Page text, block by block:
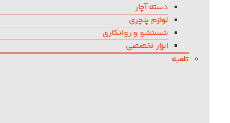
دسته آچار
لوازم پنچری
شستشو و روانکاری
ابزار تخصصی
تلمبه